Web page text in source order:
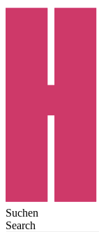
Suchen
Search